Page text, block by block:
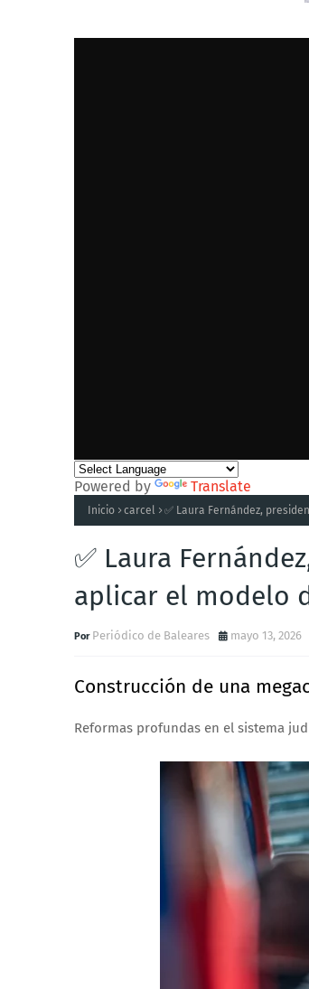
Powered by Translate
Inicio carcel ✅ Laura Fernández,
✅ Laura
aplicar el modelo
Periódico de Baleares mayo 13, 2026
Construcción de una
Reformas profundas en el sistema